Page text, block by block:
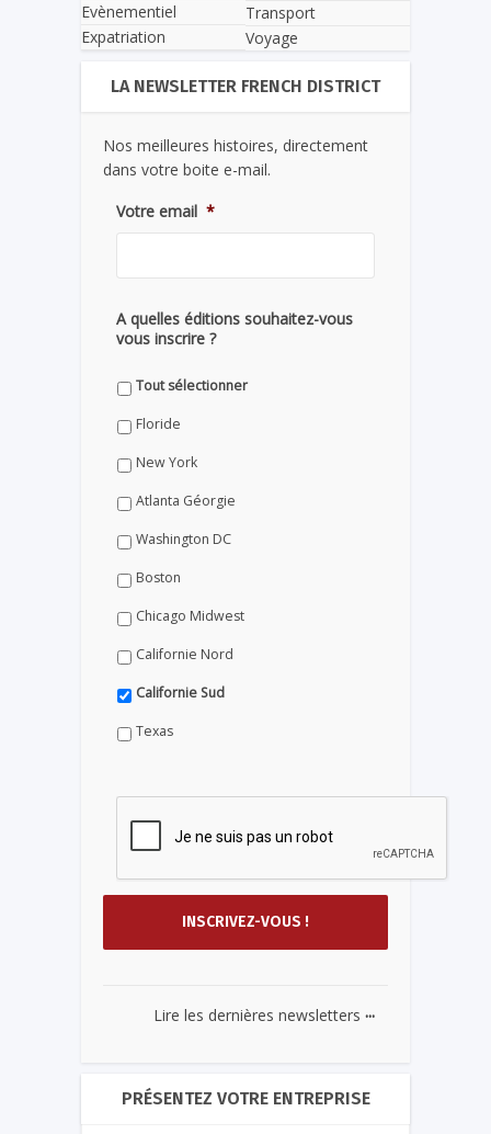
Evènementiel
Expatriation
Transport
Voyage
LA NEWSLETTER FRENCH DISTRICT
Nos meilleures histoires, directement
dans votre boite e-mail.
Votre email *
A quelles éditions souhaitez-vous
vous inscrire ?
Tout sélectionner
Floride
New York
Atlanta Géorgie
Washington DC
Boston
Chicago Midwest
Californie Nord
Californie Sud
Texas
Lire les dernières newsletters ...
PRÉSENTEZ VOTRE ENTREPRISE